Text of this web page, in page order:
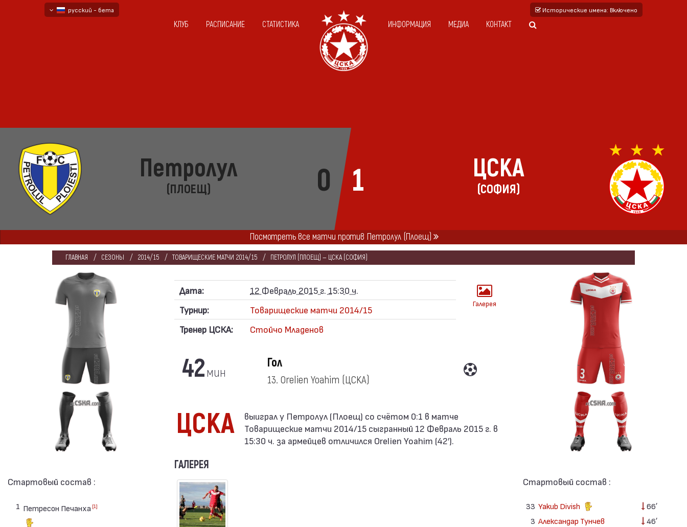
русский - бета
Исторические имена: Включено
КЛУБ РАСПИСАНИЕ СТАТИСТИКА ИНФОРМАЦИЯ МЕДИА КОНТАКТ
0 1
Петролул
(ПЛОЕЩ)
ЦСКА
(СОФИЯ)
Посмотреть все матчи против Петролул (Плоещ)
ГЛАВНАЯ СЕЗОНЫ 2014/15 ТОВАРИЩЕСКИЕ МАТЧИ 2014/15 ПЕТРОЛУЛ (ПЛОЕЩ) — ЦСКА (СОФИЯ)
Стартовый состав :
1 Петресон Печанха [1]
Дата:
12 Февраль 2015 г. 15:30 ч.
Турнир:
Товарищеские матчи 2014/15
Тренер ЦСКА:
Стойчо Младенов
Галерея
42мин
Гол
13. Orelien Yoahim (ЦСКА)
ЦСКА
Товарищеские матчи 2014/15 сыгранный 12 Февраль 2015 г. в
15:30 ч. за армейцев отличился Orelien Yoahim (42′).
ГАЛЕРЕЯ
Стартовый состав :
33 Yakub Divish
66′
3 Александар Тунчев
46′